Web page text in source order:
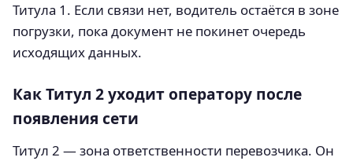
Титула 1. Если связи нет, водитель остаётся в зоне
погрузки, пока документ не покинет очередь
исходящих данных.
Как Титул 2 уходит оператору после
появления сети
Титул 2 — зона ответственности перевозчика. Он